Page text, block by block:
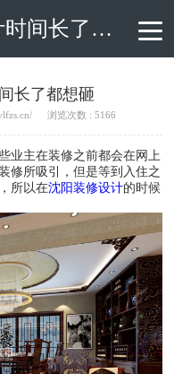
家里这些装修设计时间长了都想砸
长了都想砸
浏览次数 : 5166
业主在装修之前都会在网上
修所吸引，但是等到入住之
所以在沈阳装修设计的时候